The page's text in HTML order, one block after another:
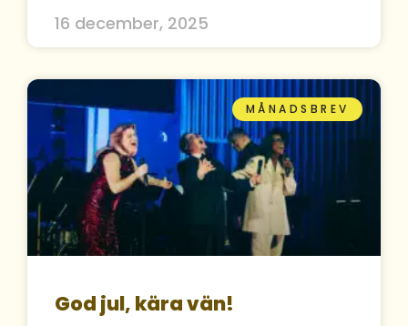
16 december, 2025
MÅNADSBREV
God jul, kära vän!